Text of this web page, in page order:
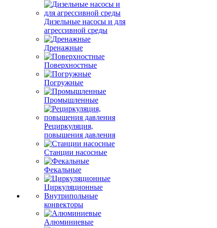
Дизельные насосы и для
агрессивной среды
Дренажные
Поверхностные
Погружные
Промышленные
Рециркуляция,
повышения давления
Станции насосные
Фекальные
Циркуляционные
Внутрипольные
конвекторы
Алюминиевые